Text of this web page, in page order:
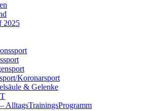
2025
Koronarsport
& Gelenke
AlltagsTrainingsProgramm